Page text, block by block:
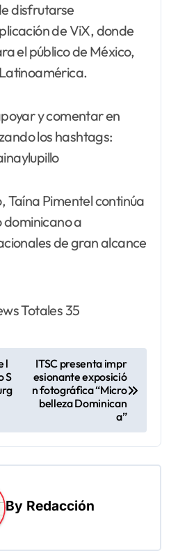
disfrutarse
de ViX, donde
el público de México,
y comentar en
los hashtags:
Taína Pimentel continúa
dominicano a
de gran alcance
Totales 35
l
S
ITSC presenta impr
esionante exposició
n fotográfica “Micro
belleza Dominican
a”
By Redacción